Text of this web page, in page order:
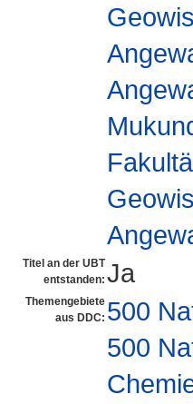
Titel an der UBT
entstanden: Ja
Themengebiete
aus DDC: 500
500